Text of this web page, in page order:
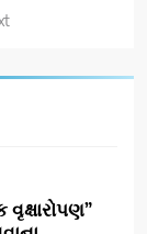
વૃક્ષારોપણ”